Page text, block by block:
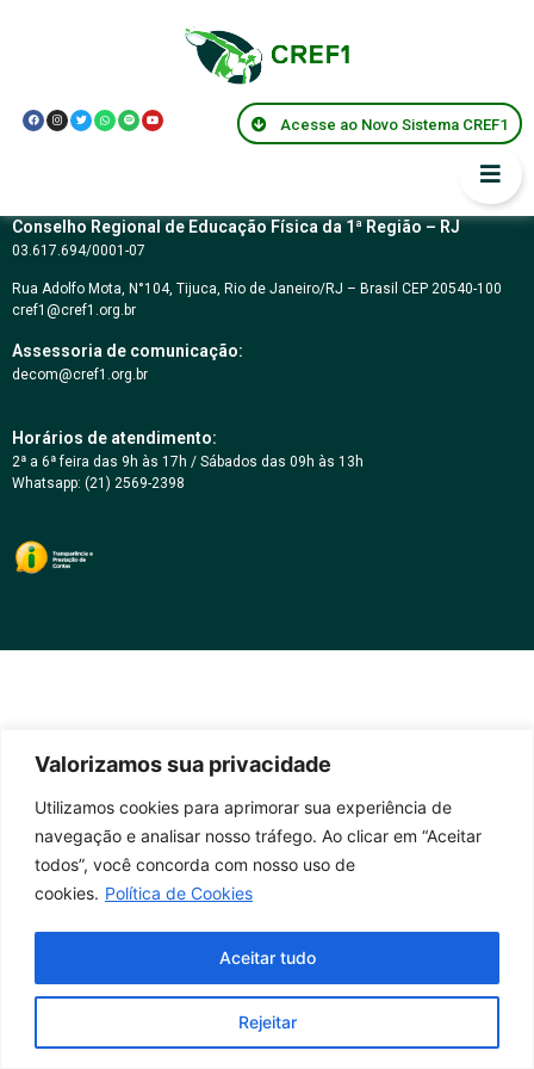
Valorizamos sua privacidade
Utilizamos cookies para aprimorar sua experiência de
navegação e analisar nosso tráfego. Ao clicar em “Aceitar
todos”, você concorda com nosso uso de
cookies. Política de Cookies
Rejeitar
Aceitar tudo
Acesse ao Novo Sistema CREF1
CARTA CONVITE Nº
04/2017
Conselho Regional de Educação Física da 1ª Região – RJ
03.617.694/0001-07
Rua Adolfo Mota, N°104, Tijuca, Rio de Janeiro/RJ – Brasil CEP 20540-100
cref1@cref1.org.br
Assessoria de comunicação:
decom@cref1.org.br
Horários de atendimento:
2ª a 6ª feira das 9h às 17h / Sábados das 09h às 13h
Whatsapp: (21) 2569-2398